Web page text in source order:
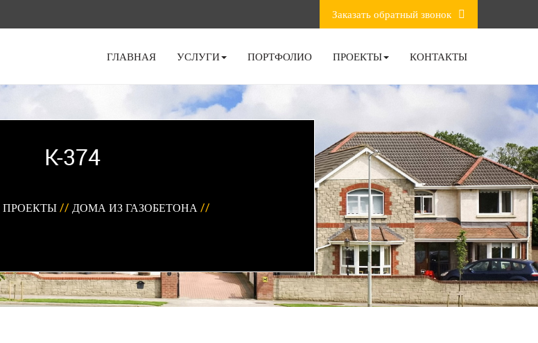
Заказать обратный звонок
ГЛАВНАЯ УСЛУГИ ПОРТФОЛИО ПРОЕКТЫ КОНТАКТЫ
K-374
ПРОЕКТЫ// ДОМА ИЗ ГАЗОБЕТОНА//